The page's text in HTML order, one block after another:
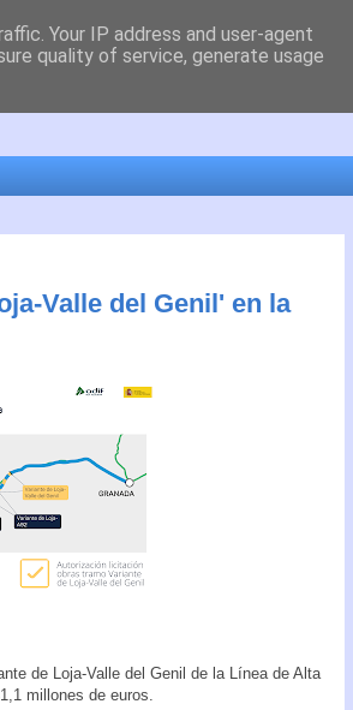
Valle del Genil' en la
de Loja-Valle del Genil de la Línea de Alta
millones de euros.
Your IP address and user-agent
quality of service, generate usage